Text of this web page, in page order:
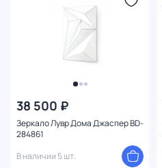
38 500 ₽
Зеркало Лувр Дома Джаспер BD-
284861
В наличии 5 шт.
Оформление
Длина (см)
Глубина (см)
Установка